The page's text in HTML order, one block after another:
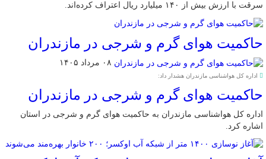
سرقت با ارزش بیش از ۱۴۰ میلیارد ریال اعتراف کرده‌اند.
حاکمیت هوای گرم و شرجی در مازندران
۰۸ مرداد ۱۴۰۵
اداره کل هواشناسی مازندران هشدار داد:
حاکمیت هوای گرم و شرجی در مازندران
اداره کل هواشناسی مازندران به حاکمیت هوای گرم و شرجی در استان
اشاره کرد.